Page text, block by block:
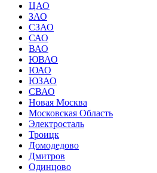
ЦАО
ЗАО
СЗАО
САО
ВАО
ЮВАО
ЮАО
ЮЗАО
СВАО
Новая Москва
Московская Область
Электросталь
Троицк
Домодедово
Дмитров
Одинцово